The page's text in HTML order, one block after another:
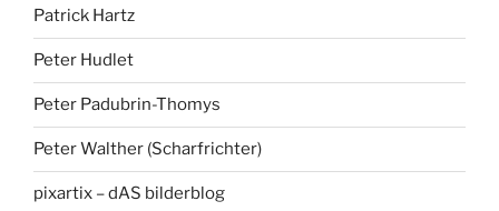
Patrick Hartz
Peter Hudlet
Peter Padubrin-Thomys
Peter Walther (Scharfrichter)
pixartix – dAS bilderblog